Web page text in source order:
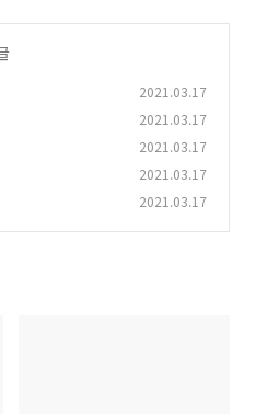
2021.03.17
2021.03.17
2021.03.17
2021.03.17
2021.03.17